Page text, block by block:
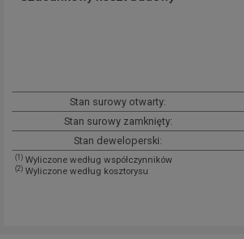
Stan surowy otwarty:
Stan surowy zamknięty:
Stan deweloperski:
(1) Wyliczone według współczynników
(2) Wyliczone według kosztorysu